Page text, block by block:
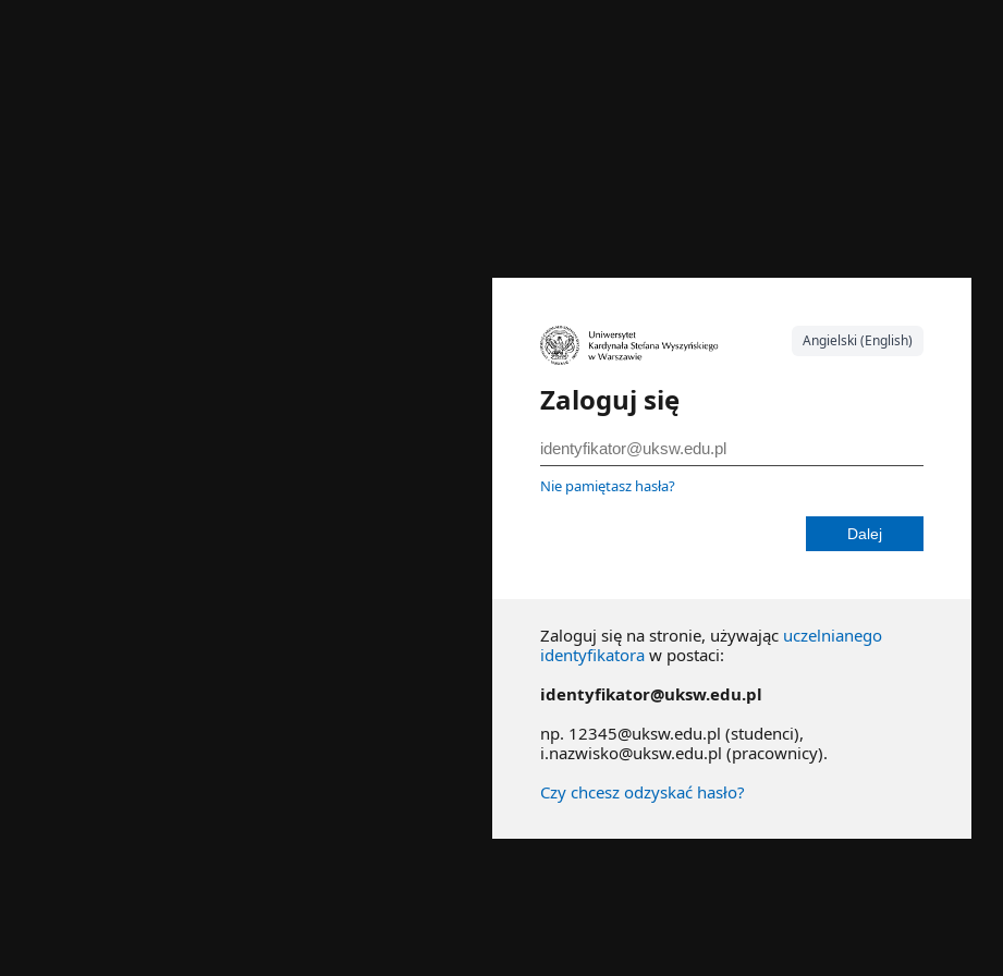
Angielski (English)
Zaloguj się
Nie pamiętasz hasła?
Zaloguj się na stronie, używając uczelnianego
identyfikatora w postaci:
identyfikator@uksw.edu.pl
np. 12345@uksw.edu.pl (studenci),
i.nazwisko@uksw.edu.pl (pracownicy).
Czy chcesz odzyskać hasło?